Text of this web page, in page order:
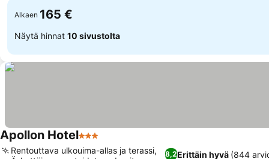
Alkaen 165 €
Näytä hinnat 10 sivustolta
Apollon Hotel3 Tähtiluokitus
8,2Erittäin hyvä (844
Rentouttava ulkouima-allas ja terassi,